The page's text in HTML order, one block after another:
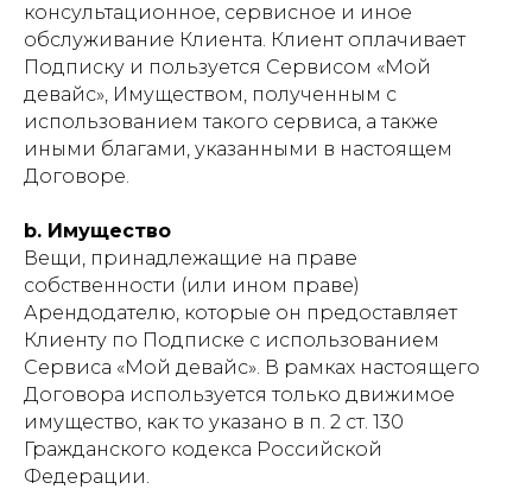
консультационное, сервисное и иное
обслуживание Клиента. Клиент оплачивает
Подписку и пользуется Сервисом «Мой
девайс», Имуществом, полученным с
использованием такого сервиса, а также
иными благами, указанными в настоящем
Договоре.
b. Имущество
Вещи, принадлежащие на праве
собственности (или ином праве)
Арендодателю, которые он предоставляет
Клиенту по Подписке с использованием
Сервиса «Мой девайс». В рамках настоящего
Договора используется только движимое
имущество, как то указано в п. 2 ст. 130
Гражданского кодекса Российской
Федерации.